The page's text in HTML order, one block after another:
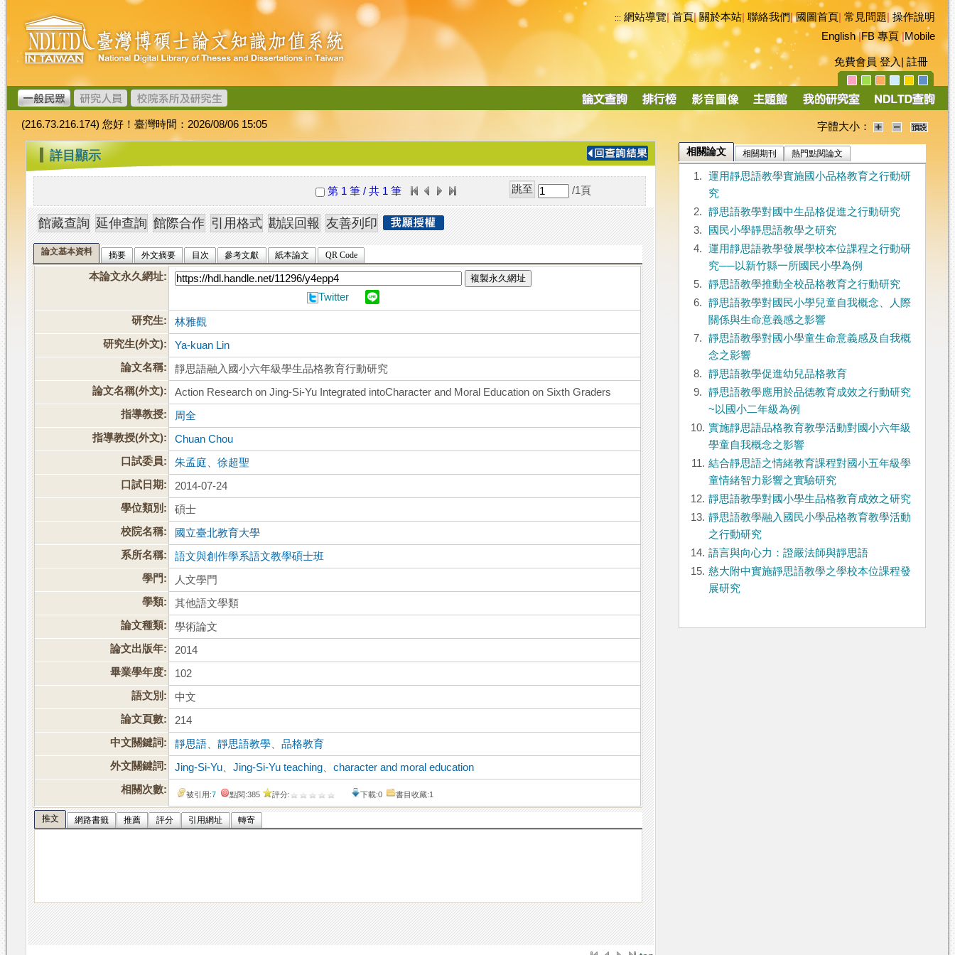
跳
到
主
要
內
容
臺
灣
博
碩
士
論
文
加
值
系
統
::: 網站導覽|首頁|關於本站 聯絡我們|國圖首頁 常見問題|操作說明
English|FB 專頁|Mobile
免費會員 登入 註冊
導
(216.73.216.174) 您好！臺灣時間：2026/08/06 15:05 字體大小：
::: 詳目顯示
第 1 筆 / 共 1 筆 /1 頁
論文基本資料 摘要 外文摘要 目次 參考文獻 紙本論文 QR Code
本論文永久網址: 複製永久網址
Twitter
研究生:
林雅觀
研究生(外文):
Ya-kuan Lin
論文名稱:
靜思語融入國小六年級學生品格教育行動研究
論文名稱(外文):
Action Research on Jing-Si-Yu Integrated intoCharacter and Moral Education on Sixth Graders
指導教授:
周全
指導教授(外文):
Chuan Chou
口試委員:
朱孟庭 、徐超聖
口試日期:
2014-07-24
學位類別:
碩士
校院名稱:
國立臺北教育大學
系所名稱:
語文與創作學系語文教學碩士班
學門:
人文學門
學類:
其他語文學類
論文種類:
學術論文
論文出版年:
2014
畢業學年度:
102
語文別:
中文
論文頁數:
214
中文關鍵詞:
靜思語 、靜思語教學 、品格教育
外文關鍵詞:
Jing-Si-Yu 、Jing-Si-Yu teaching 、character and moral education
相關次數:
被引用:7 點閱:385 評分: 下載:0 書目收藏:1
推文 網路書籤 推薦 評分 引用網址 轉寄
相關論文 相關期刊 熱門點閱論文
1.
運用靜思語教學實施國小品格教育之行動研
究
2.
靜思語教學對國中生品格促進之行動研究
3.
國民小學靜思語教學之研究
4.
運用靜思語教學發展學校本位課程之行動研
究──以新竹縣一所國民小學為例
5.
靜思語教學推動全校品格教育之行動研究
6.
靜思語教學對國民小學兒童自我概念、人際
關係與生命意義感之影響
7.
靜思語教學對國小學童生命意義感及自我概
念之影響
8.
靜思語教學促進幼兒品格教育
9.
靜思語教學應用於品德教育成效之行動研究
~以國小二年級為例
10. 實施靜思語品格教育教學活動對國小六年級
學童自我概念之影響
11. 結合靜思語之情緒教育課程對國小五年級學
童情緒智力影響之實驗研究
12. 靜思語教學對國小學生品格教育成效之研究
13. 靜思語教學融入國民小學品格教育教學活動
之行動研究
14. 語言與向心力：證嚴法師與靜思語
15. 慈大附中實施靜思語教學之學校本位課程發
展研究